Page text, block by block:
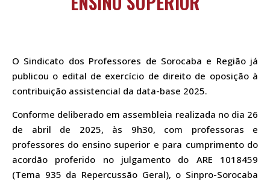
O Sindicato dos Professores de Sorocaba e Região já
publicou o edital de exercício de direito de oposição à
contribuição assistencial da data-base 2025.
Conforme deliberado em assembleia realizada no dia 26
de abril de 2025, às 9h30, com professoras e
professores do ensino superior e para cumprimento do
acordão proferido no julgamento do ARE 1018459
(Tema 935 da Repercussão Geral), o Sinpro-Sorocaba